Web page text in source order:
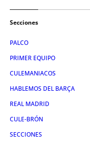
Secciones
PALCO
PRIMER EQUIPO
CULEMANIACOS
HABLEMOS DEL BARÇA
REAL MADRID
CULE-BRÓN
SECCIONES